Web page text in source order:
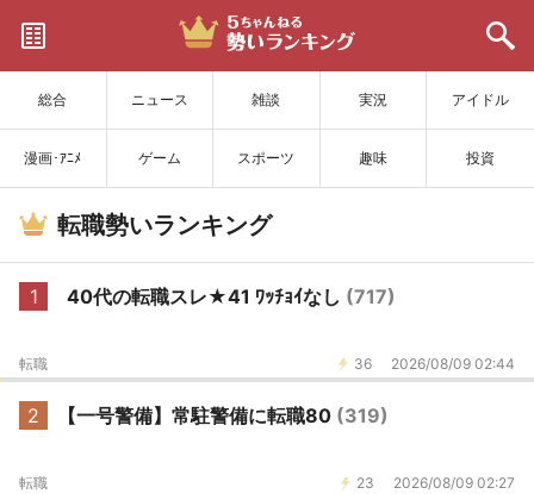
総合 ニュース 雑談 実況 アイドル
漫画･ｱﾆﾒ ゲーム スポーツ 趣味 投資
サイトを更新
転職勢いランキング
1 40代の転職スレ★41 ﾜｯﾁｮｲなし (717)
36 2026/08/09 02:44
転職
2 【一号警備】常駐警備に転職80 (319)
23 2026/08/09 02:27
転職